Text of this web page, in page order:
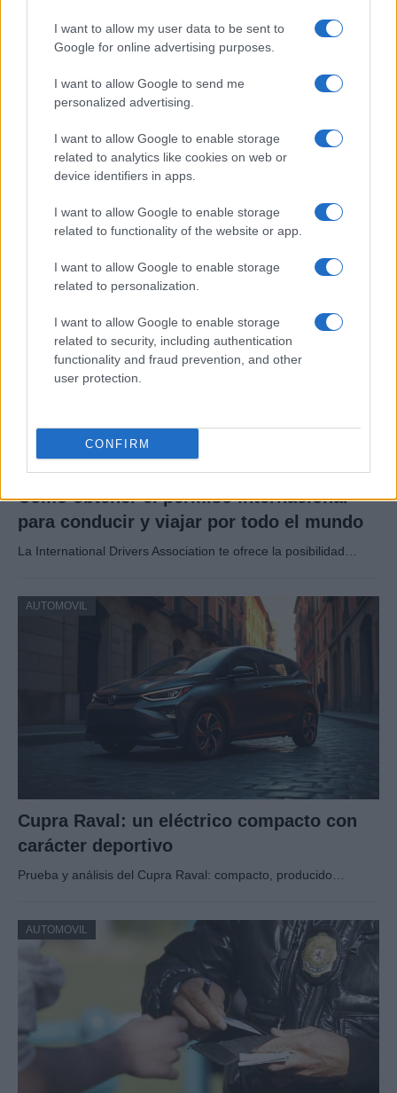
I want to allow my user data to be sent to
Google for online advertising purposes.
I want to allow Google to send me
personalized advertising.
I want to allow Google to enable storage
related to analytics like cookies on web or
device identifiers in apps.
I want to allow Google to enable storage
related to functionality of the website or app.
I want to allow Google to enable storage
related to personalization.
I want to allow Google to enable storage
related to security, including authentication
functionality and fraud prevention, and other
user protection.
CONFIRM
Las 100 mujeres que están transformando
Un vistazo a las mujeres que marcan la…
AUTOMOVIL
Cómo obtener el permiso internacional
para conducir y viajar por todo el mundo
La International Drivers Association te ofrece la posibilidad…
AUTOMOVIL
Cupra Raval: un eléctrico compacto con
carácter deportivo
Prueba y análisis del Cupra Raval: compacto, producido…
AUTOMOVIL